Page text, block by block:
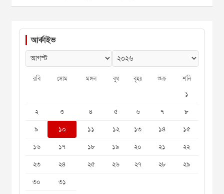
আর্কাইভ
রবি সোম মঙ্গল বুধ বৃহঃ শুক্র শনি
১
২
৩ ৪ ৫ ৬ ৭
৮
৯
১০ ১১ ১২ ১৩ ১৪
১৫
১৬
১৭ ১৮ ১৯ ২০ ২১
২২
২৩
২৪ ২৫ ২৬ ২৭ ২৮
২৯
৩০
৩১